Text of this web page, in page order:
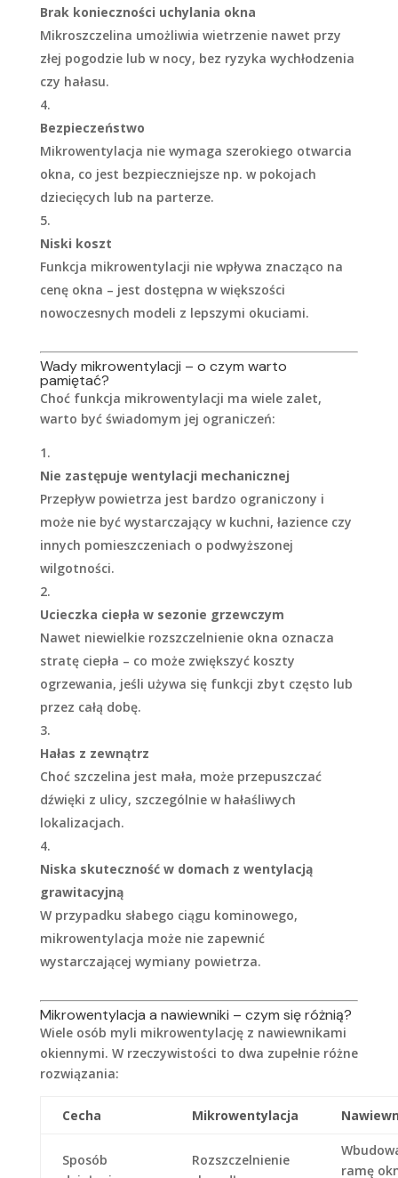
Brak konieczności uchylania okna
Mikroszczelina umożliwia wietrzenie nawet przy
złej pogodzie lub w nocy, bez ryzyka wychłodzenia
czy hałasu.
Bezpieczeństwo
Mikrowentylacja nie wymaga szerokiego otwarcia
okna, co jest bezpieczniejsze np. w pokojach
dziecięcych lub na parterze.
Niski koszt
Funkcja mikrowentylacji nie wpływa znacząco na
cenę okna – jest dostępna w większości
nowoczesnych modeli z lepszymi okuciami.
Wady mikrowentylacji – o czym warto
pamiętać?
Choć funkcja mikrowentylacji ma wiele zalet,
warto być świadomym jej ograniczeń:
Nie zastępuje wentylacji mechanicznej
Przepływ powietrza jest bardzo ograniczony i
może nie być wystarczający w kuchni, łazience czy
innych pomieszczeniach o podwyższonej
wilgotności.
Ucieczka ciepła w sezonie grzewczym
Nawet niewielkie rozszczelnienie okna oznacza
stratę ciepła – co może zwiększyć koszty
ogrzewania, jeśli używa się funkcji zbyt często lub
przez całą dobę.
Hałas z zewnątrz
Choć szczelina jest mała, może przepuszczać
dźwięki z ulicy, szczególnie w hałaśliwych
lokalizacjach.
Niska skuteczność w domach z wentylacją
grawitacyjną
W przypadku słabego ciągu kominowego,
mikrowentylacja może nie zapewnić
wystarczającej wymiany powietrza.
Mikrowentylacja a nawiewniki – czym się różnią?
Wiele osób myli mikrowentylację z nawiewnikami
okiennymi. W rzeczywistości to dwa zupełnie różne
rozwiązania:
Cecha Mikrowentylacja
Sposób
Rozszczelnienie
ramę